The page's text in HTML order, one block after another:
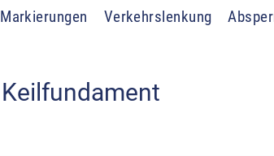
Markierungen Verkehrslenkung
Keilfundament